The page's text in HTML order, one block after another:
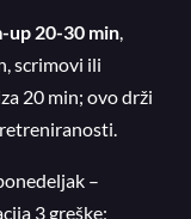
up 20-30 min
scrimovi ili
20 min; ovo drži
–
3 greške;